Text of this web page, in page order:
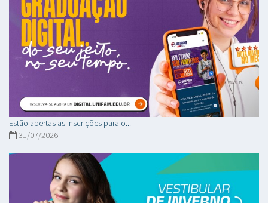
Estão abertas as inscrições para o...
31/07/2026